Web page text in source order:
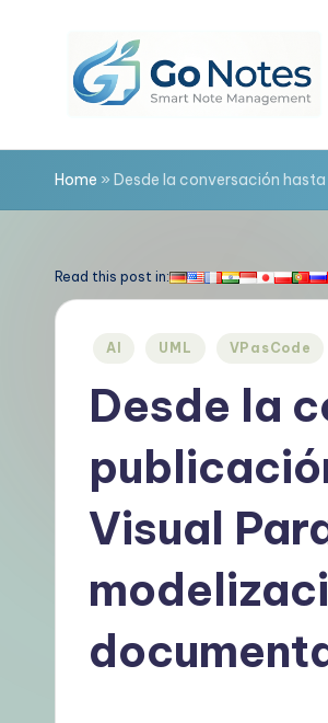
G
o
o
Home » Desde la conversación
Read this post in:
Publicado
AI UML VPasCode
Desde la
Visual